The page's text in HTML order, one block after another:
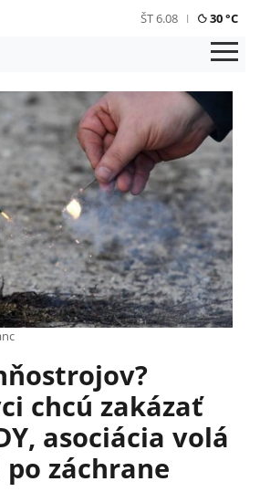
ŠT 6.08 30 °C
chcú zakázať
asociácia volá
po záchrane